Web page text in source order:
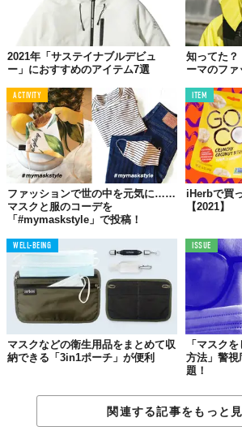
スポーツメーカー 「MIZUNO（ミズノ）」は
ウエアで使用される素材でできたマスクの
MOUTH COVER（マウスカバー）」を6月
このマスクは伸縮性抜群で、触り心地もソフ
ェイスラインを包み込み、耳周りの締め付
飛散拡散を抑止してくれる。また、夏用と
材「アイスタッチ」を装着したタイプも新
ミズノのマウスカバーで特筆すべきは、単色
トタイプ全7種類／15色、アイスタッチ全4
のバリエーションだ。スポーツシーンはも
ンや日常シーンでも活躍してくれること間
抽選販売をしたところ即完売
2021年「サステイナブルデビュ
ー」におすすめのアイテム7選
知ってた？
ーマのファ
ACTIVITY
ファッションで世の中を元気に……
マスクと服のコーデを
「#mymaskstyle」で投稿！
ITEM
iHerbで買
【2021】
WELL-BEING
マスクなどの衛生用品をまとめて収
納できる「3in1ポーチ」が便利
ISSUE
「マスク
方法」警視
題！
関連する記事をもっと